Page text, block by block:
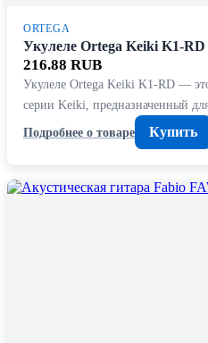
ORTEGA
Укулеле Ortega Keiki K1-RD
216.88 RUB
Укулеле Ortega Keiki K1-RD —
серии Keiki, предназначенный
Подробнее о товаре
Купить